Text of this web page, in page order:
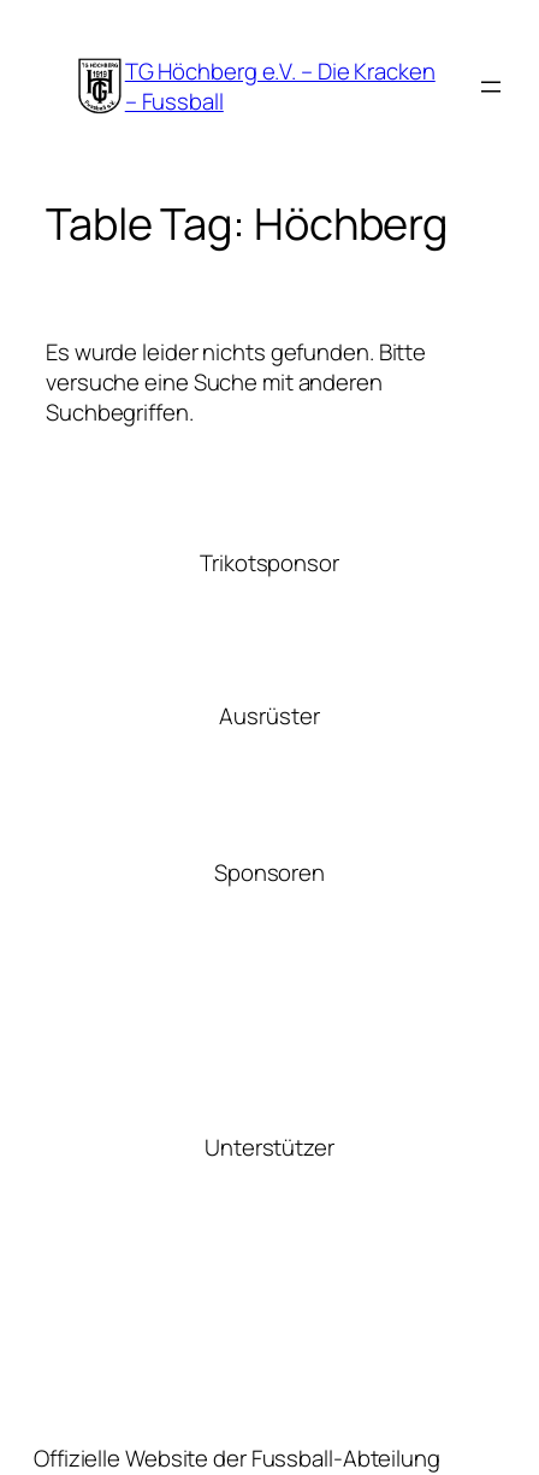
springen
TG Höchberg e.V. – Die Kracken
– Fussball
Table Tag: Höchberg
Es wurde leider nichts gefunden. Bitte
versuche eine Suche mit anderen
Suchbegriffen.
Trikotsponsor
Ausrüster
Sponsoren
Unterstützer
Offizielle Website der Fussball-Abteilung